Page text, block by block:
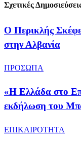
Σχετικές
Ο Περικλής
στην Αλβανία
ΠΡΟΣΩΠΑ
«Η Ελλάδα στο
εκδήλωση του
ΕΠΙΚΑΙΡΟΤΗΤΑ